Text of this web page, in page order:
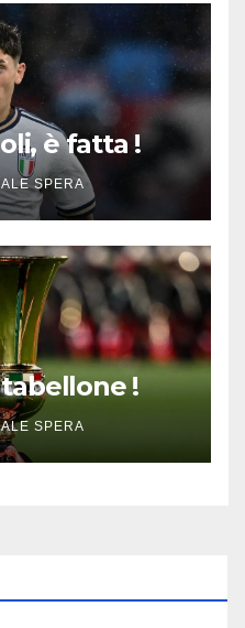
è fatta !
SPERA
!
SPERA